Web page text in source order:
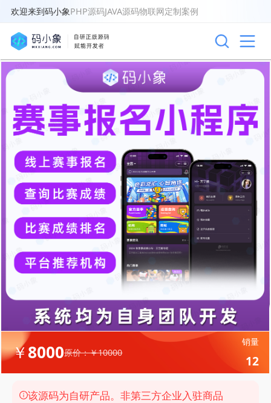
欢迎来到码小象PHP源码JAVA源码物联网定制案例
￥8000原价：￥10000
销量
12
该源码为自研产品。非第三方企业入驻商品